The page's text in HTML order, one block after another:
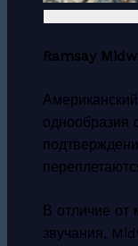
Ramsay
однообразия
В отличие от
звучания,